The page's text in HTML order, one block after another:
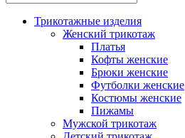
Трикотажные изделия
Женский трикотаж
Платья
Кофты женские
Брюки женские
Футболки женские
Костюмы женские
Пижамы
Мужской трикотаж